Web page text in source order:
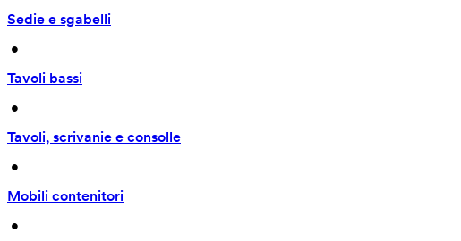
Sedie e sgabelli
•
Tavoli bassi
•
Tavoli, scrivanie e consolle
•
Mobili contenitori
•